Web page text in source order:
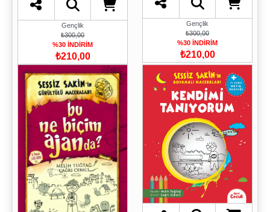
Gençlik
₺300,00
%30 İNDİRİM
₺210,00
Gençlik
₺300,00
%30 İNDİRİM
₺210,00